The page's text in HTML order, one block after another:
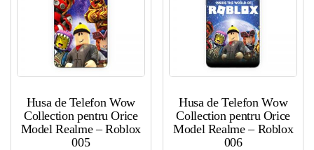
Husa de Telefon Wow
Collection pentru Orice
Model Realme – Roblox
005
Husa de Telefon Wow
Collection pentru Orice
Model Realme – Roblox
006